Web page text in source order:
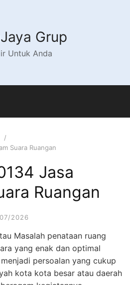
Grup
Untuk Anda
Suara Ruangan
Jasa
Ruangan
2026
Masalah penataan ruang
yang enak dan optimal
persoalan yang cukup
kota kota besar atau daerah